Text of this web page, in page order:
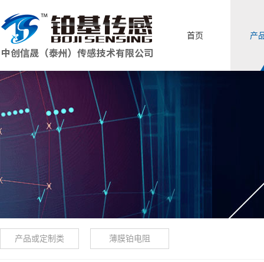
首页 产
产品或定制类 薄膜铂电阻